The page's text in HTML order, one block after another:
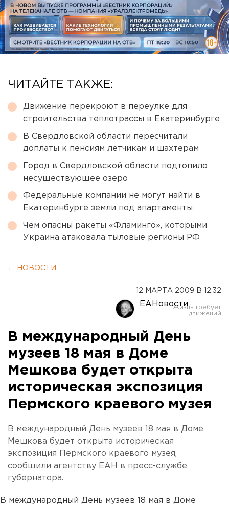
ЧИТАЙТЕ ТАКЖЕ:
Движение перекроют в переулке для
строительства теплотрассы в Екатеринбурге
В Свердловской области пересчитали
доплаты к пенсиям летчикам и шахтерам
Город в Свердловской области подтопило
несуществующее озеро
Федеральные компании не могут найти в
Екатеринбурге земли под апартаменты
Чем опасны ракеты «Фламинго», которыми
Украина атаковала тыловые регионы РФ
← НОВОСТИ
12 МАРТА 2009 В 12:32
ЕАНовости
В международный День
музеев 18 мая в Доме
Мешкова будет открыта
историческая экспозиция
Пермского краевого музея
В международный День музеев 18 мая в Доме
Мешкова будет открыта историческая
экспозиция Пермского краевого музея,
сообщили агентству ЕАН в пресс-службе
губернатора.
В международный День музеев 18 мая в Доме